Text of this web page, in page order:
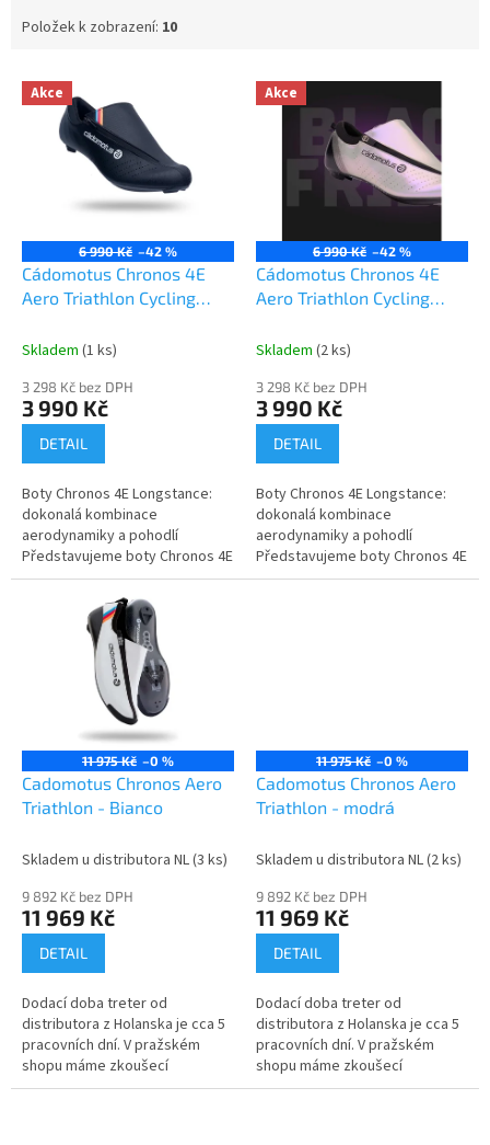
Položek k zobrazení: 10
V Akce
6 990 Kč –42 %
Cádomotus Chronos 4E
Aero Triathlon Cycling
Skladem (1 ks)
3 298 Kč bez DPH
3 990 Kč
DETAIL
Boty Chronos 4E Longstance:
dokonalá kombinace
aerodynamiky a pohodlí
Představujeme boty Chronos 4E
Longstance, vrchol
nejmodernější technologie
vytvořený tak, aby splňoval...
Akce
6 990 Kč –42 %
Cádomotus Chronos 4E
Aero Triathlon Cycling
Skladem (2 ks)
3 298 Kč bez DPH
3 990 Kč
DETAIL
Boty Chronos 4E Longstance:
dokonalá kombinace
aerodynamiky a pohodlí
Představujeme boty Chronos 4E
Longstance, vrchol
11 975 Kč –0 %
Cadomotus Chronos Aero
Triathlon - Bianco
Skladem u distributora NL(3 ks)
9 892 Kč bez DPH
11 969 Kč
DETAIL
Dodací doba treter od
distributora z Holanska je cca 5
pracovních dní. V pražském
shopu máme zkoušecí
velikostní řady. Cyklistická obuv
11 975 Kč –0 %
Cadomotus Chronos Aero
Triathlon - modrá
Skladem u distributora NL(2 ks)
9 892 Kč bez DPH
11 969 Kč
DETAIL
Dodací doba treter od
distributora z Holanska je cca 5
pracovních dní. V pražském
shopu máme zkoušecí
velikostní řady. Cyklistická obuv